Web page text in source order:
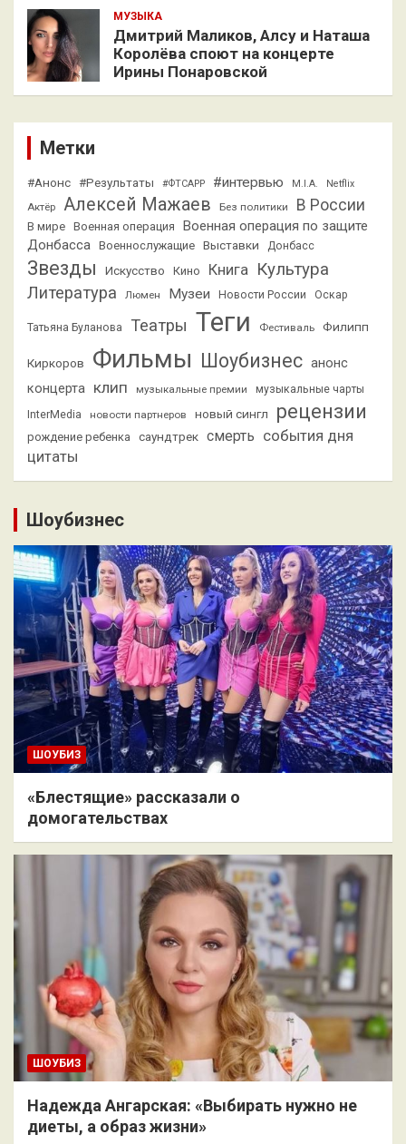
МУЗЫКА
Дмитрий Маликов, Алсу и Наташа
Королёва споют на концерте
Ирины Понаровской
Метки
#Анонс #Результаты #ФТСАРР #интервью M.I.A. Netflix
Актёр Алексей Мажаев Без политики В России
В мире Военная операция
Военная операция по защите
Донбасса Военнослужащие Выставки Донбасс
Звезды Искусство Кино Книга Культура
Литература Люмен Музеи Новости России Оскар
Татьяна Буланова Театры Теги Фестиваль Филипп
Киркоров Фильмы Шоубизнес анонс
концерта клип музыкальные премии
музыкальные чарты
InterMedia
новости партнеров новый сингл рецензии
рождение ребенка саундтрек смерть события дня
цитаты
Шоубизнес
ШОУБИЗ
«Блестящие» рассказали о
домогательствах
ШОУБИЗ
Надежда Ангарская: «Выбирать нужно не
диеты, а образ жизни»